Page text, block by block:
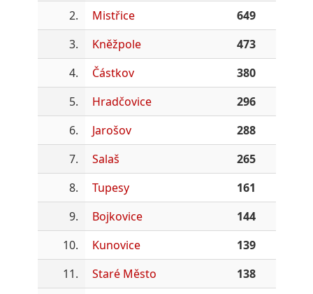
2.
Mistřice
649
3.
Kněžpole
473
4.
Částkov
380
5.
Hradčovice
296
6.
Jarošov
288
7.
Salaš
265
8.
Tupesy
161
9.
Bojkovice
144
10.
Kunovice
139
11.
Staré Město
138